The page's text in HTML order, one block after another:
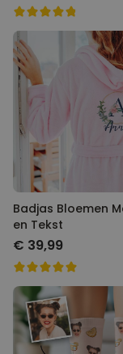
Badjas Bloemen
en Tekst
€ 39,99